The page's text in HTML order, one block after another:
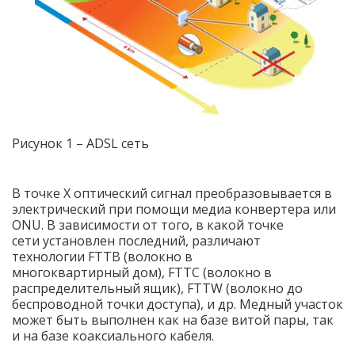
Рисунок 1 – ADSL сеть
В точке X оптический сигнал преобразовывается в
электрический при помощи медиа конвертера или
ONU. В зависимости от того, в какой точке
сети установлен последний, различают
технологии FTTB (волокно в
многоквартирный дом), FTTC (волокно в
распределительный ящик), FTTW (волокно до
беспроводной точки доступа), и др. Медный участок
может быть выполнен как на базе витой пары, так
и на базе коаксиального кабеля.